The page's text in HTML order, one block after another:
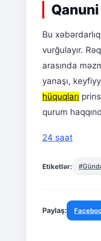
Bu
vurğulayır.
arasında
yanaşı,
hüquqları
qurum
24 saat
Etiketlər:
Paylaş: